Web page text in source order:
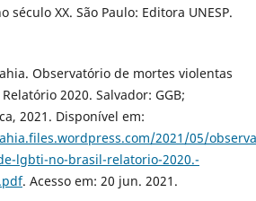
século XX. São Paulo: Editora UNESP.
Observatório de mortes violentas
2020. Salvador: GGB;
2021. Disponível em:
2021/05/
lgbti-no-brasil-relatorio-2020.-
. Acesso em: 20 jun. 2021.